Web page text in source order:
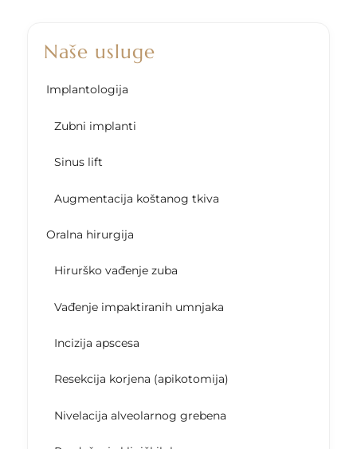
Naše usluge
Implantologija
Zubni implanti
Sinus lift
Augmentacija koštanog tkiva
Oralna hirurgija
Hirurško vađenje zuba
Vađenje impaktiranih umnjaka
Incizija apscesa
Resekcija korjena (apikotomija)
Nivelacija alveolarnog grebena